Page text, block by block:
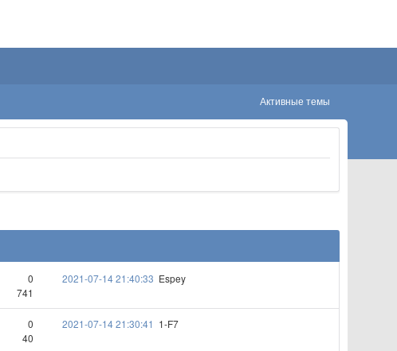
Активные темы
0
741
2021-07-14 21:40:33 Espey
0
40
2021-07-14 21:30:41 1-F7